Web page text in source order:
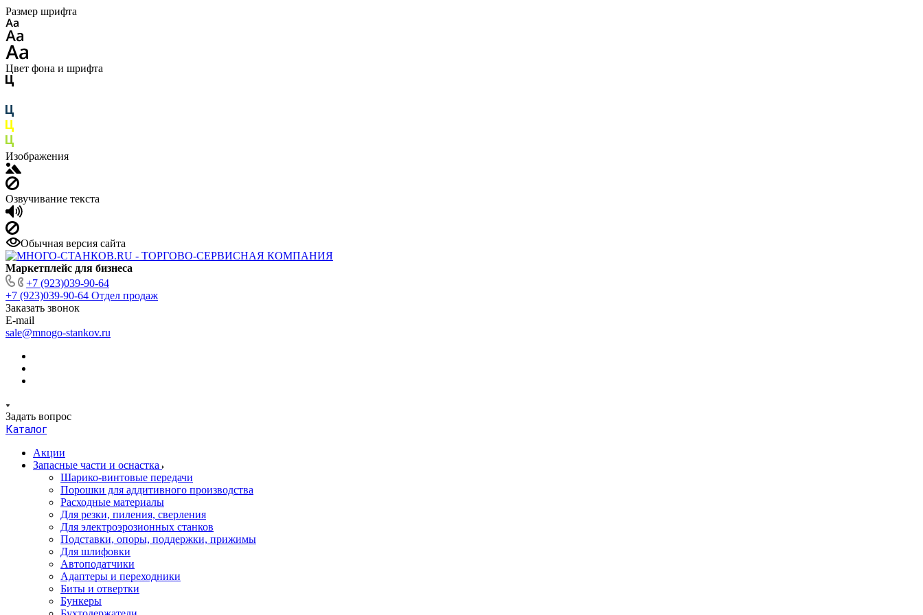
Размер шрифта
Цвет фона и шрифта
Изображения
Озвучивание текста
Обычная версия сайта
Маркетплейс для бизнеса
+7 (923)039-90-64
+7 (923)039-90-64 Отдел продаж
Заказать звонок
E-mail
sale@mnogo-stankov.ru
Задать вопрос
Каталог
Акции
Запасные части и оснастка
Шарико-винтовые передачи
Порошки для аддитивного производства
Расходные материалы
Для резки, пиления, сверления
Для электроэрозионных станков
Подставки, опоры, поддержки, прижимы
Для шлифовки
Автоподатчики
Адаптеры и переходники
Биты и отвертки
Бункеры